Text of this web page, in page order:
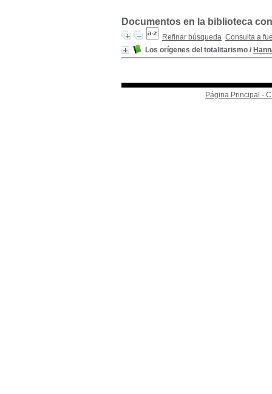
Documentos en la biblioteca
Refinar búsqueda Consulta a
Los orígenes del totalitarismo /
Página Principal -